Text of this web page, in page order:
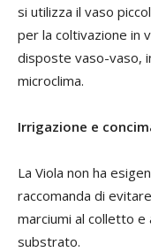
si utilizza il vaso
per la coltivazione in
disposte vaso-vaso,
microclima.
Irrigazione e
La Viola non ha
raccomanda di
marciumi al colletto e
substrato.